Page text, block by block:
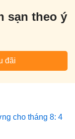
sạn theo ý
đãi
cho tháng 8: 4